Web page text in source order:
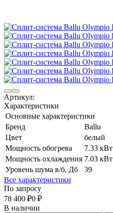
Артикул:
Характеристики
Основные характеристики
Бренд
Ballu
Цвет
белый
Мощность обогрева
7.33 кВт
Мощность охлаждения 7.03 кВт
Уровень шума в/б, Дб
39
Все характеристики
По запросу
78 400 ₽0 ₽
В наличии